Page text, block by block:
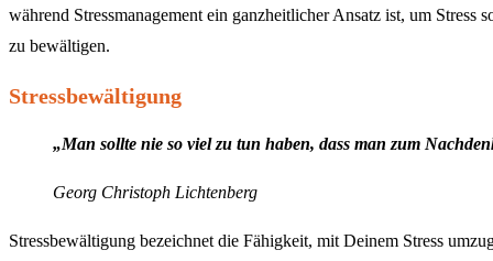
während Stressmanagement ein ganzheitlicher Ansatz ist, um Stress
zu bewältigen.
Stressbewältigung
„Man sollte nie so viel zu tun haben, dass man zum
Georg Christoph Lichtenberg
Stressbewältigung bezeichnet die Fähigkeit, mit Deinem Stress